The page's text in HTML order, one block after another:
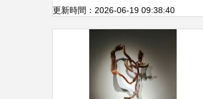
更新時間：2026-06-19 09:38:40